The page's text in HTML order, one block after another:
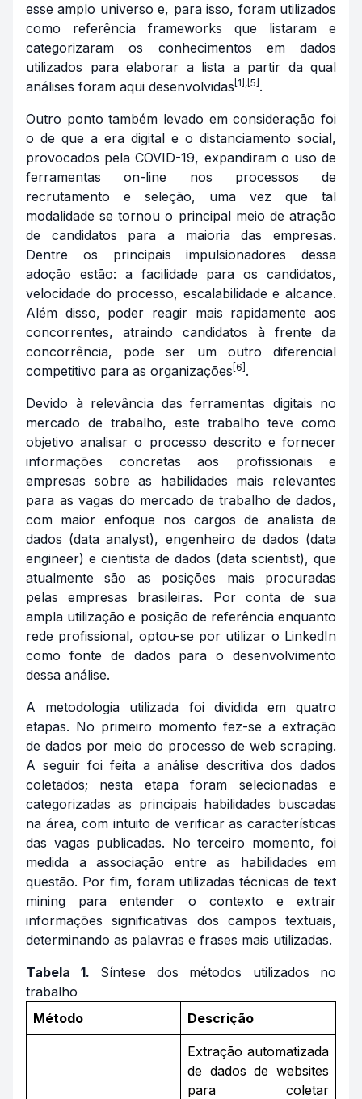
esse amplo universo e, para isso, foram utilizados
como referência frameworks que listaram e
categorizaram os conhecimentos em dados
utilizados para elaborar a lista a partir da qual
análises foram aqui desenvolvidas [1],[5] .
Outro ponto também levado em consideração foi
o de que a era digital e o distanciamento social,
provocados pela COVID-19, expandiram o uso de
ferramentas on-line nos processos de
recrutamento e seleção, uma vez que tal
modalidade se tornou o principal meio de atração
de candidatos para a maioria das empresas.
Dentre os principais impulsionadores dessa
adoção estão: a facilidade para os candidatos,
velocidade do processo, escalabilidade e alcance.
Além disso, poder reagir mais rapidamente aos
concorrentes, atraindo candidatos à frente da
concorrência, pode ser um outro diferencial
competitivo para as organizações [6] .
Devido à relevância das ferramentas digitais no
mercado de trabalho, este trabalho teve como
objetivo analisar o processo descrito e fornecer
informações concretas aos profissionais e
empresas sobre as habilidades mais relevantes
para as vagas do mercado de trabalho de dados,
com maior enfoque nos cargos de analista de
dados (data analyst), engenheiro de dados (data
engineer) e cientista de dados (data scientist), que
atualmente são as posições mais procuradas
pelas empresas brasileiras. Por conta de sua
ampla utilização e posição de referência enquanto
rede profissional, optou-se por utilizar o LinkedIn
como fonte de dados para o desenvolvimento
dessa análise.
A metodologia utilizada foi dividida em quatro
etapas. No primeiro momento fez-se a extração
de dados por meio do processo de web scraping.
A seguir foi feita a análise descritiva dos dados
coletados; nesta etapa foram selecionadas e
categorizadas as principais habilidades buscadas
na área, com intuito de verificar as características
das vagas publicadas. No terceiro momento, foi
medida a associação entre as habilidades em
questão. Por fim, foram utilizadas técnicas de text
mining para entender o contexto e extrair
informações significativas dos campos textuais,
determinando as palavras e frases mais utilizadas.
Tabela 1. Síntese dos métodos utilizados no
trabalho
Método
Descrição
Extração automatizada
de dados de websites
para coletar